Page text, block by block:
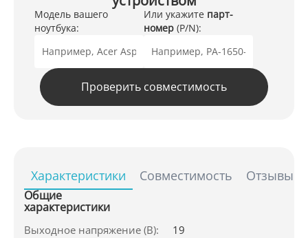
Модель вашего
ноутбука:
Или укажите парт-
номер (P/N):
Проверить совместимость
Характеристики Совместимость Отзывы
Общие
характеристики
Выходное напряжение (В):
19